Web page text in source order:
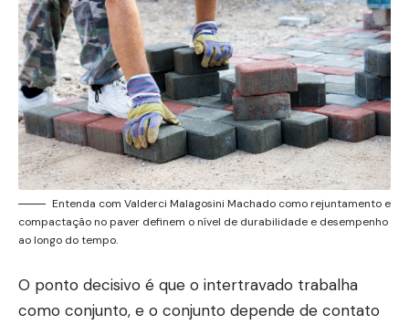
Entenda com Valderci Malagosini Machado como rejuntamento e
compactação no paver definem o nível de durabilidade e desempenho
ao longo do tempo.
O ponto decisivo é que o intertravado trabalha
como conjunto, e o conjunto depende de contato